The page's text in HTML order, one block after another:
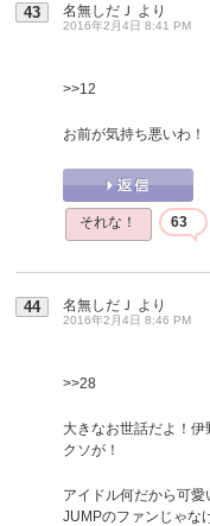
43 名無しだＪ より
2016年2月4日 8:41 PM
>>12
お前が気持ち悪いわ！
それな！ 63
44 名無しだＪ より
2016年2月4日 8:46 PM
>>28
大きなお世話だよ！伊
クソが！
アイドル何だから可愛
JUMPのファンじゃな